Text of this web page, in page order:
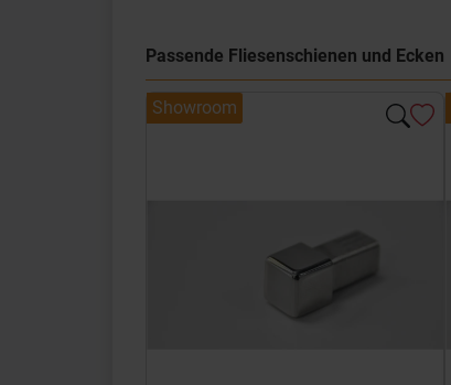
Passende Fliesenschienen und Ecken
Showroom